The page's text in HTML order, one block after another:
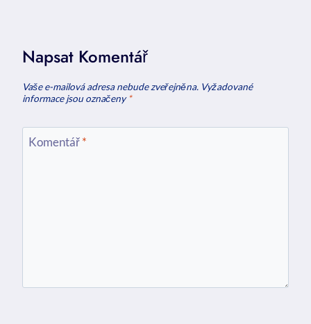
Napsat Komentář
Vaše e-mailová adresa nebude zveřejněna. Vyžadované
informace jsou označeny*
Komentář*